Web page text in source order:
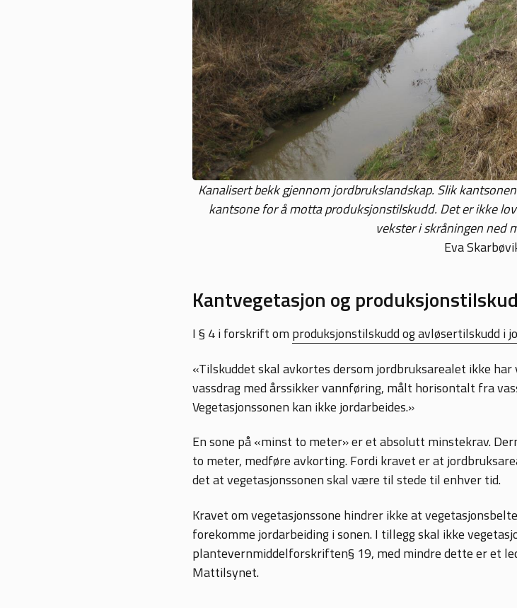
Kanalisert bekk gjennom jordbrukslandskap. Slik
kantsone for å motta produksjonstilskudd. Det er ikke
vekster i skråningen ned
Eva
Kantvegetasjon og
I § 4 i forskrift om produksjonstilskudd og avløsertilskudd i
«Tilskuddet skal avkortes dersom jordbruksarealet ikke
vassdrag med årssikker vannføring, målt horisontalt fra
Vegetasjonssonen kan ikke jordarbeides.»
En sone på «minst to meter» er et absolutt minstekrav.
to meter, medføre avkorting. Fordi kravet er at
det at vegetasjonssonen skal være til stede til enhver tid.
Kravet om vegetasjonssone hindrer ikke at
forekomme jordarbeiding i sonen. I tillegg skal ikke
plantevernmiddelforskriften§ 19, med mindre dette er et
Mattilsynet.